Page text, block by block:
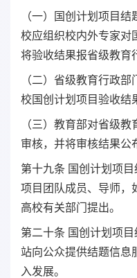
（一）国创计划项目
校应组织校内外专家对
将验收结果报省级教育
（二）省级教育行政
校国创计划项目验收结
（三）教育部对省级
审核，并将审核结果公
第十九条 国创计划项
项目团队成员、导师，
高校有关部门提出。
第二十条 国创计划项
站向公众提供结题信息
入发展。